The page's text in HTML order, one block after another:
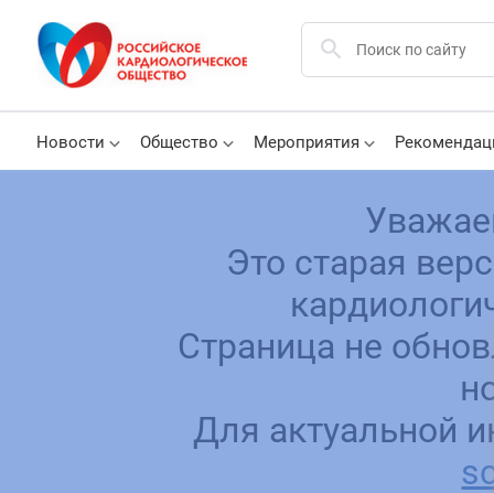
Новости Общество Мероприятия
Это старая
Страница не
Для актуальной